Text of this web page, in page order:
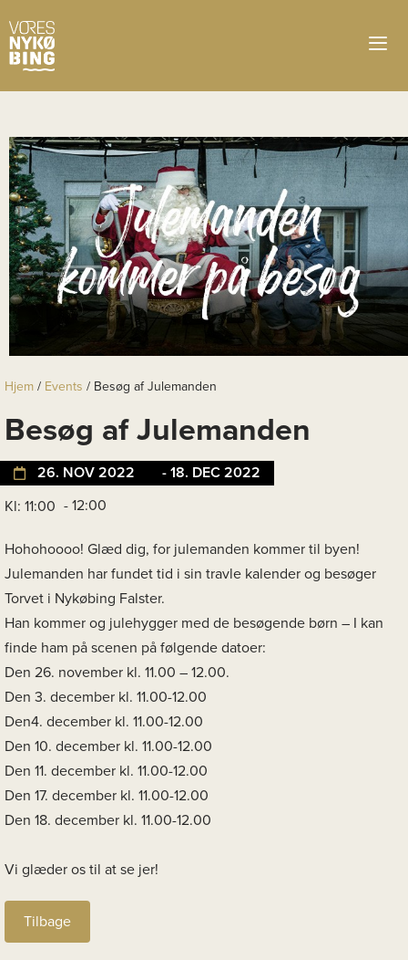
Hjem / Events / Besøg af Julemanden
Besøg af Julemanden
26. NOV 2022
- 18. DEC 2022
Kl: 11:00 - 12:00
Hohohoooo! Glæd dig, for julemanden kommer til byen!
Julemanden har fundet tid i sin travle kalender og besøger
Torvet i Nykøbing Falster.
Han kommer og julehygger med de besøgende børn – I kan
finde ham på scenen på følgende datoer:
Den 26. november kl. 11.00 – 12.00.
Den 3. december kl. 11.00-12.00
Den4. december kl. 11.00-12.00
Den 10. december kl. 11.00-12.00
Den 11. december kl. 11.00-12.00
Den 17. december kl. 11.00-12.00
Den 18. december kl. 11.00-12.00
Vi glæder os til at se jer!
Tilbage